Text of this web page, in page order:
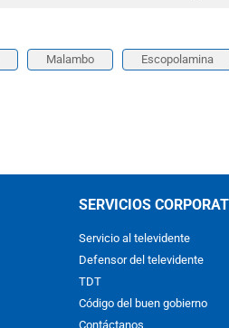
Malambo Escopolamina
SERVICIOS
Servicio al televidente
Defensor del televidente
TDT
Código del buen gobierno
Contáctanos